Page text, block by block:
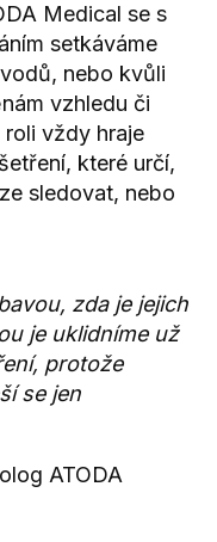
Medical se s
setkáváme
nebo kvůli
vzhledu či
vždy hraje
které určí,
sledovat, nebo
zda je jejich
je uklidníme už
protože
se jen
ATODA